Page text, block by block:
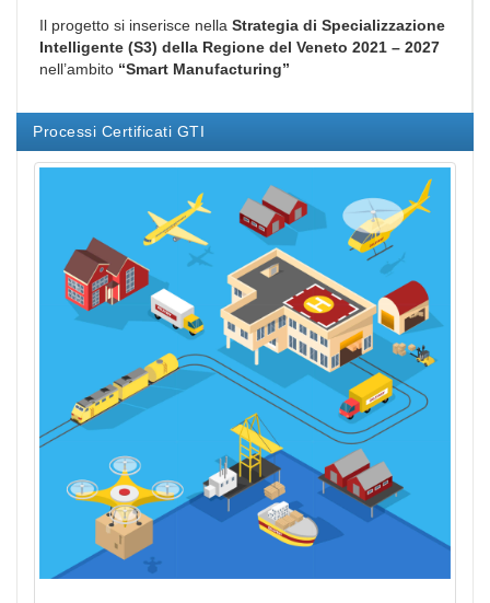
Il progetto si inserisce nella Strategia di Specializzazione
Intelligente (S3) della Regione del Veneto 2021 – 2027
nell’ambito “Smart Manufacturing”
Processi Certificati GTI